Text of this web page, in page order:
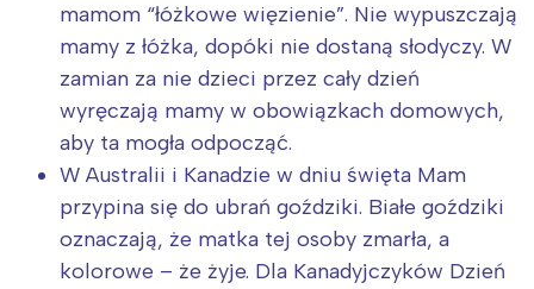
mamom “łóżkowe więzienie”. Nie wypuszczają
mamy z łóżka, dopóki nie dostaną słodyczy. W
zamian za nie dzieci przez cały dzień
wyręczają mamy w obowiązkach domowych,
aby ta mogła odpocząć.
W Australii i Kanadzie w dniu święta Mam
przypina się do ubrań goździki. Białe goździki
oznaczają, że matka tej osoby zmarła, a
kolorowe – że żyje. Dla Kanadyjczyków Dzień